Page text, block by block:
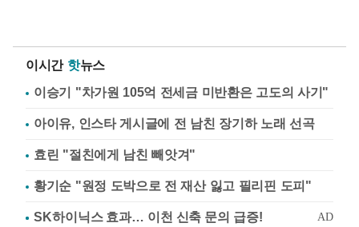
이시간 핫뉴스
이승기 "차가원 105억 전세금 미반환은 고도의 사기"
아이유, 인스타 게시글에 전 남친 장기하 노래 선곡
효린 "절친에게 남친 빼앗겨"
황기순 "원정 도박으로 전 재산 잃고 필리핀 도피"